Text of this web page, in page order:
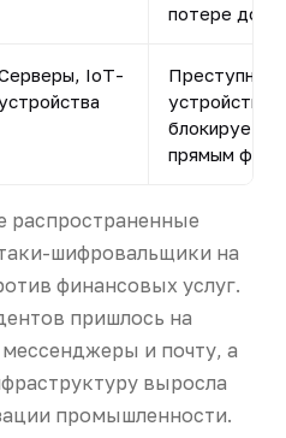
потере
IoT-
устройств
блокирует
прямым
распространенные
шифровальщики на
финансовых услуг.
пришлось на
и почту, а
выросла
промышленности.